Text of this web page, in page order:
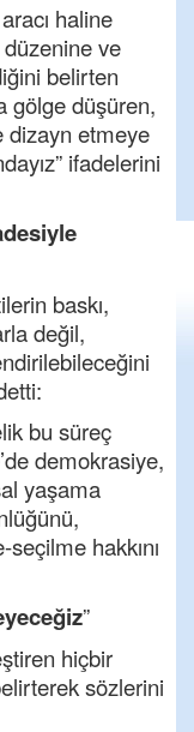
haline
ve
belirten
gölge düşüren,
dizayn etmeye
ifadelerini
baskı,
değil,
bu süreç
demokrasiye,
yaşama
hakkını
”
hiçbir
sözlerini